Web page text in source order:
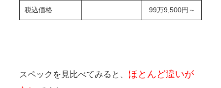
税込価格 99万9,500円～
スペックを見比べてみると、 ほとんど違いが